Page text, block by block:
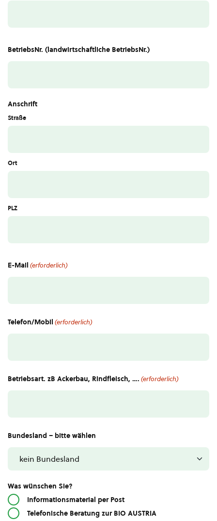
BetriebsNr. (landwirtschaftliche BetriebsNr.)
Anschrift
Straße
Ort
PLZ
E-Mail (erforderlich)
Telefon/Mobil (erforderlich)
Betriebsart. zB Ackerbau, Rindfleisch, …. (erforderlich)
Bundesland – bitte wählen
Was wünschen Sie?
Informationsmaterial per Post
Telefonische Beratung zur BIO AUSTRIA